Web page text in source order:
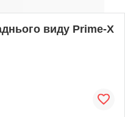
виду Prime-X